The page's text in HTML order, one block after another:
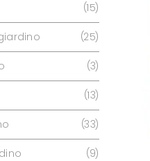
15
25
3
13
33
9